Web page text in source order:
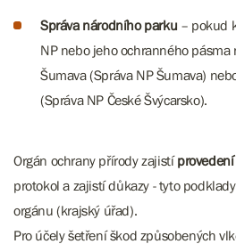
Správa národního parku – pokud
NP nebo jeho ochranného pásma
Šumava (Správa NP Šumava)
(Správa NP České Švýcarsko).
Orgán ochrany přírody zajistí
protokol a zajistí důkazy - tyto
orgánu (krajský úřad).
Pro účely šetření škod způsobených